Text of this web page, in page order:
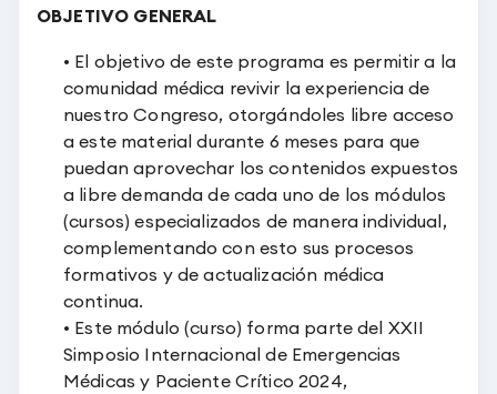
OBJETIVO GENERAL
• El objetivo de este programa es permitir a la
comunidad médica revivir la experiencia de
nuestro Congreso, otorgándoles libre acceso
a este material durante 6 meses para que
puedan aprovechar los contenidos expuestos
a libre demanda de cada uno de los módulos
(cursos) especializados de manera individual,
complementando con esto sus procesos
formativos y de actualización médica
continua.
• Este módulo (curso) forma parte del XXII
Simposio Internacional de Emergencias
Médicas y Paciente Crítico 2024,